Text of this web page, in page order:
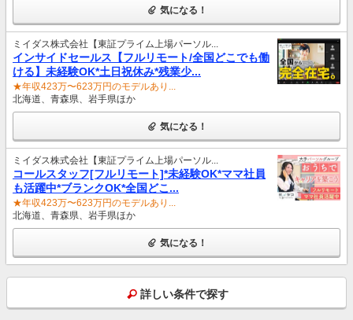
気になる！
ミイダス株式会社【東証プライム上場パーソル...
インサイドセールス【フルリモート/全国どこでも働
ける】未経験OK*土日祝休み*残業少...
★年収423万〜623万円のモデルあり...
北海道、青森県、岩手県ほか
気になる！
ミイダス株式会社【東証プライム上場パーソル...
コールスタッフ[フルリモート]*未経験OK*ママ社員
も活躍中*ブランクOK*全国どこ...
★年収423万〜623万円のモデルあり...
北海道、青森県、岩手県ほか
気になる！
詳しい条件で探す